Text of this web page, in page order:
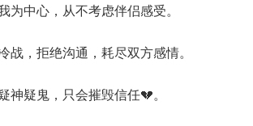
为中心，从不考虑伴侣感受。
战，拒绝沟通，耗尽双方感情。
神疑鬼，只会摧毁信任💔。